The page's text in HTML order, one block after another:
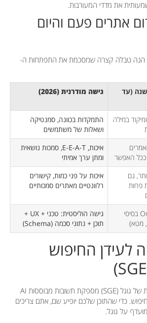
את מדדי המעורבות.
אתרים פעם והיום
הנה טבלה קצרה שמסכמת את התפתחות ה-
(עד
גישה מודרנית (2026)
במילה
התמקדות בכוונה, סמנטיקה
ושאלות של משתמשים
ככל האפשר
איכות, E-E-A-T, סמכות נושאית
ומתן ערך אמיתי
גם
פחות
איכות על פני כמות, קישורים
רלוונטיים מאתרים סמכותיים
On-Page בסיסי
מטא)
גישה הוליסטית: טכני + UX +
תוכן + נתוני סכמה (Schema)
לעידן החיפוש
חווית החיפוש הגנרטיבית של גוגל (SGE) מספקת תשובות מבוססות AI
כדי שהתוכן שלכם יופיע שם, אתם צריכים
על גוגל.